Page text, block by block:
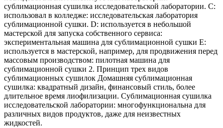
сублимационная сушилка исследовательской лаборатории. C:
использовал в колледже: исследовательская лаборатория
сублимационной сушки. D: используется в небольшой
мастерской для запуска собственного сервиса:
экспериментальная машина для сублимационной сушки E:
используется в мастерской, например, для продвижения перед
массовым производством: пилотная машина для
сублимационной сушки 2. Принцип трех видов
сублимационных сушилок Домашняя сублимационная
сушилка: квадратный дизайн, финансовый стиль, более
длительное время лиофилизации. Сублимационная сушилка
исследовательской лаборатории: многофункциональна для
различных видов продуктов, даже для неизвестных
жидкостей.